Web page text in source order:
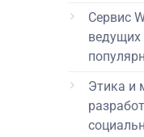
Сервис
ведущих
Этика и